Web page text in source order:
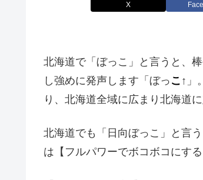
X
北海道で「ぼっこ」と言うと、
し強めに発声します「ぼっ こ ↑」
り、北海道全域に広まり北海道
北海道でも「日向ぼっこ」と言
は【フルパワーでボコボコにす